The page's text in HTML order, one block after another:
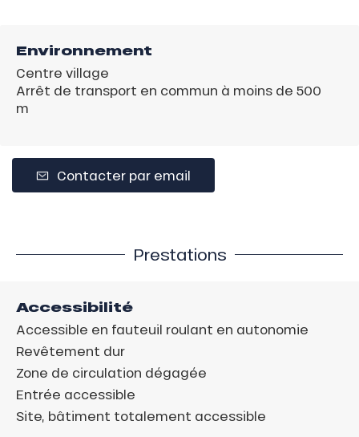
Environnement
Centre village
Arrêt de transport en commun à moins de 500
m
Contacter par email
Prestations
Accessibilité
Accessible en fauteuil roulant en autonomie
Revêtement dur
Zone de circulation dégagée
Entrée accessible
Site, bâtiment totalement accessible